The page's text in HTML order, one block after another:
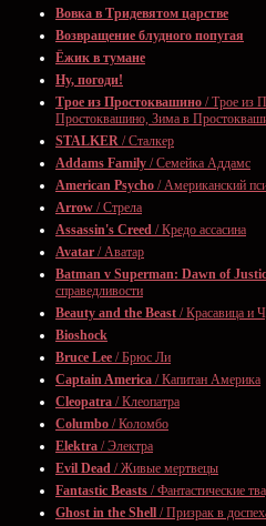
Вовка в Тридевятом царстве
Возвращение блудного попугая
Ёжик в тумане
Ну, погоди!
Трое из Простоквашино / Трое из
Простоквашино, Зима в
STALKER / Сталкер
Addams Family / Семейка Аддамс
American Psycho / Американский
Arrow / Стрела
Assassin's Creed / Кредо ассасина
Avatar / Аватар
Batman v Superman: Dawn of
справедливости
Beauty and the Beast / Красавица и
Bioshock
Bruce Lee / Брюс Ли
Captain America / Капитан Америка
Cleopatra / Клеопатра
Columbo / Коломбо
Elektra / Электра
Evil Dead / Живые мертвецы
Fantastic Beasts / Фантастические
Ghost in the Shell / Призрак в